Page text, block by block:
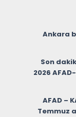
Ankara
Son
2026
AFAD –
Temmuz